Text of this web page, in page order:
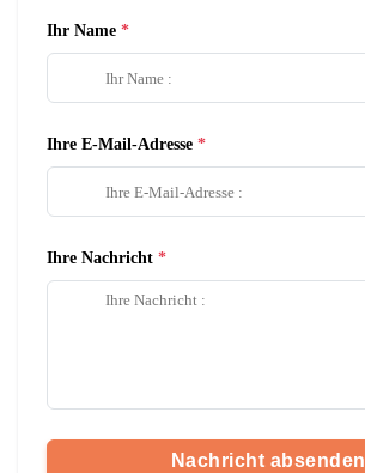
Ihr Name
Ihre E-Mail-Adresse
Ihre Nachricht
Nachricht absenden